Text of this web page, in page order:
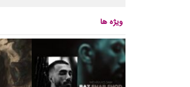
ویژه ها